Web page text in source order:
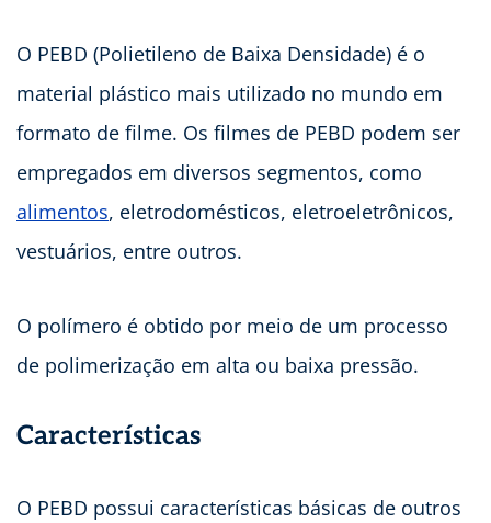
O PEBD (Polietileno de Baixa Densidade) é o
material plástico mais utilizado no mundo em
formato de filme. Os filmes de PEBD podem ser
empregados em diversos segmentos, como
alimentos, eletrodomésticos, eletroeletrônicos,
vestuários, entre outros.
O polímero é obtido por meio de um processo
de polimerização em alta ou baixa pressão.
Características
O PEBD possui características básicas de outros